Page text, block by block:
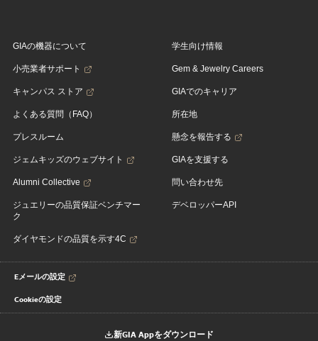
GIAの機器について
小売業者サポート
キャンパス ストア
よくある質問（FAQ）
プレスルーム
ジェムキッズのウェブサイト
Alumni Collective
ジュエリーの品質保証ベンチマー
ク
ダイヤモンドの品質を示す4C
学生向け情報
Gem & Jewelry Careers
GIAでのキャリア
所在地
懸念を報告する
GIAを支援する
問い合わせ先
デベロッパーAPI
Eメールの設定
Cookieの設定
新GIA Appをダウンロード